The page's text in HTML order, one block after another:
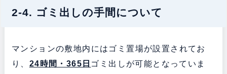
2-4. ゴミ出しの手間について
マンションの敷地内にはゴミ置場が設置されてお
り、 24時間・365日 ゴミ出しが可能となっていま